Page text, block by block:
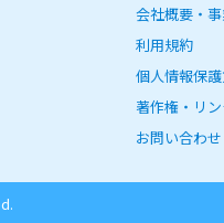
会社概要・
利用規約
個人情報保
著作権・リ
お問い合わせ